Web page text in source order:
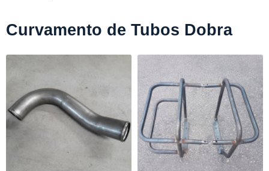
Curvamento de Tubos Dobra